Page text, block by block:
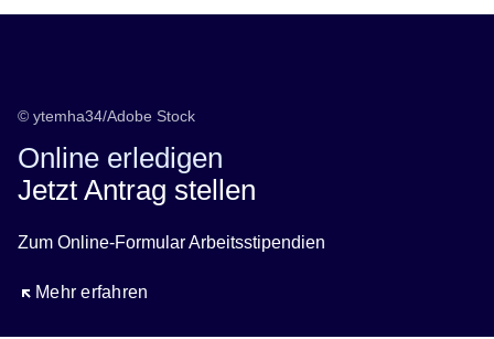
© ytemha34/Adobe Stock
Online erledigen
Jetzt Antrag stellen
Zum Online-Formular Arbeitsstipendien
Mehr erfahren
Öffnet sich in einem neuen Fenster